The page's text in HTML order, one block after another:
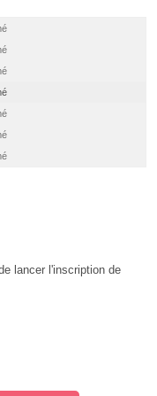
lancer l'inscription de